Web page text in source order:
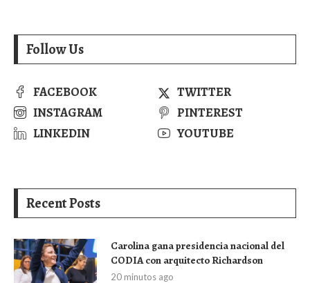
Follow Us
FACEBOOK
TWITTER
INSTAGRAM
PINTEREST
LINKEDIN
YOUTUBE
Recent Posts
Carolina gana presidencia nacional del
CODIA con arquitecto Richardson
20 minutos ago